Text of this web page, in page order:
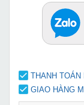
THANH TOÁN
GIAO HÀNG